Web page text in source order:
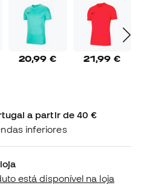
20,99 € 21,99 €
a partir de 40 €
inferiores
está disponível na loja